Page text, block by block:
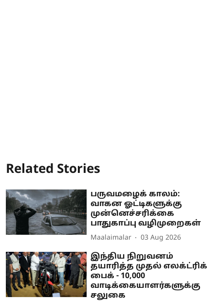
Related Stories
பருவமழைக் காலம்:
வாகன ஓட்டிகளுக்கு
முன்னெச்சரிக்கை
பாதுகாப்பு வழிமுறைகள்
Maalaimalar 03 Aug 2026
இந்திய நிறுவனம்
தயாரித்த முதல் எலக்ட்ரிக்
பைக் - 10,000
வாடிக்கையாளர்களுக்கு
சலுகை